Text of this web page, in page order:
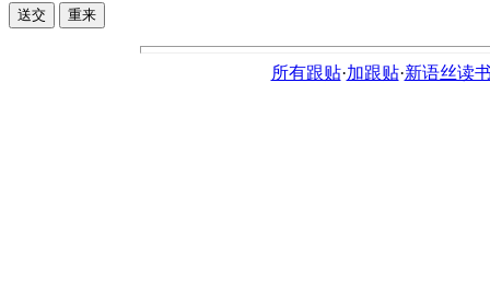
所有跟贴·加跟贴·新语丝读